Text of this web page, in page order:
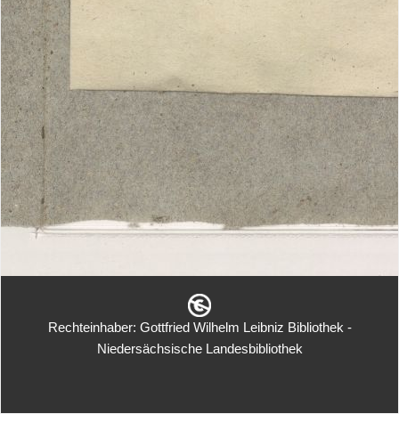
Rechteinhaber: Gottfried Wilhelm Leibniz Bibliothek -
Niedersächsische Landesbibliothek